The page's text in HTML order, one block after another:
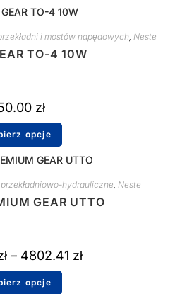
i mostów napędowych, Neste
TO-4 10W
zł
opcje
hydrauliczne, Neste
GEAR UTTO
– 4802.41 zł
opcje